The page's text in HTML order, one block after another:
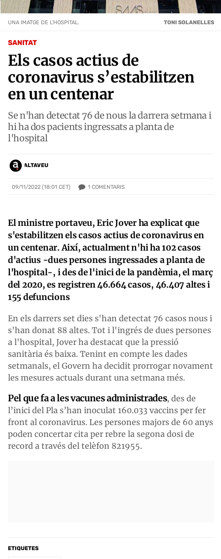
SANITAT
Els casos actius de
coronavirus s’estabilitzen
en un centenar
Se n'han detectat 76 de nous la darrera setmana i
hi ha dos pacients ingressats a planta de
l'hospital
ALTAVEU
09/11/2022 (18:01 CET) 1 COMENTARIS
UNA IMATGE DE L'HOSPITAL. TONI SOLANELLES
El ministre portaveu, Eric Jover ha explicat que
s'estabilitzen els casos actius de coronavirus en
un centenar. Així, actualment n'hi ha 102 casos
d'actius -dues persones ingressades a planta de
l'hospital-, i des de l'inici de la pandèmia, el març
del 2020, es registren 46.664 casos, 46.407 altes i
155 defuncions
En els darrers set dies s'han detectat 76 casos nous i
s'han donat 88 altes. Tot i l'ingrés de dues persones
a l'hospital, Jover ha destacat que la pressió
sanitària és baixa. Tenint en compte les dades
setmanals, el Govern ha decidit prorrogar novament
les mesures actuals durant una setmana més.
Pel que fa a les vacunes administrades, des de
l’inici del Pla s’han inoculat 160.033 vaccins per fer
front al coronavirus. Les persones majors de 60 anys
poden concertar cita per rebre la segona dosi de
record a través del telèfon 821955.
ETIQUETES